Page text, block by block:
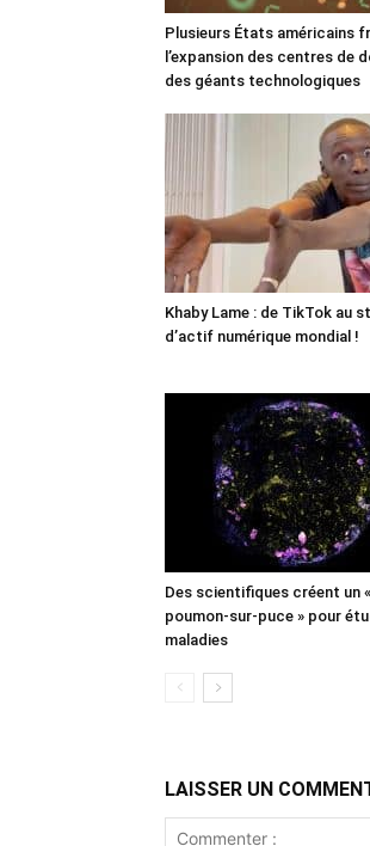
Plusieurs États américains
l’expansion des centres de
des géants technologiques
Khaby Lame : de TikTok au
d’actif numérique mondial !
Des scientifiques créent un «
poumon-sur-puce » pour
maladies
LAISSER UN